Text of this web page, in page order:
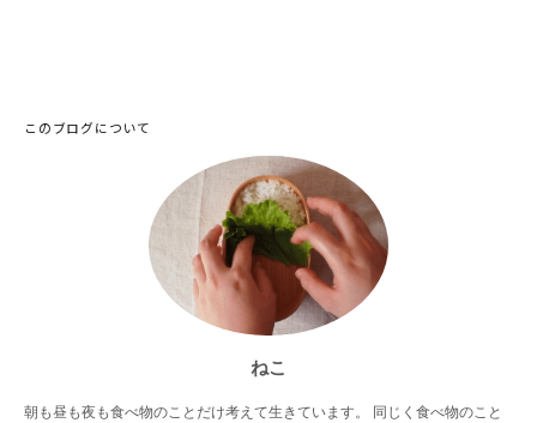
このブログについて
ねこ
朝も昼も夜も食べ物のことだけ考えて生きています。 同じく食べ物のこと